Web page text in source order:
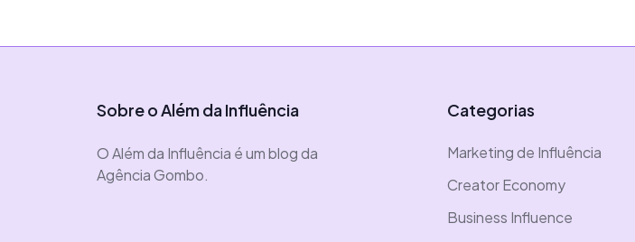
Sobre o Além da Influência
O Além da Influência é um blog da
Agência Gombo.
Categorias
Marketing de Influência
Creator Economy
Business Influence